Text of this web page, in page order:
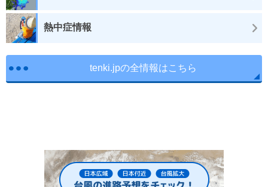
熱中症情報
tenki.jpの全情報はこちら